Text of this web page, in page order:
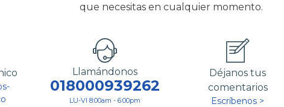
que necesitas en cualquier momento.
Llamándonos
018000939262
LU-VI 8:00am - 6:00pm
Déjanos tus
comentarios
Escríbenos >